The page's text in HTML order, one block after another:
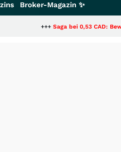
Broker-Magazin ✨
Saga bei 0,53 CAD: Bewertet der